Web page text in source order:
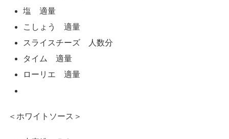
塩 適量
こしょう 適量
スライスチーズ 人数分
タイム 適量
ローリエ 適量
＜ホワイトソース＞